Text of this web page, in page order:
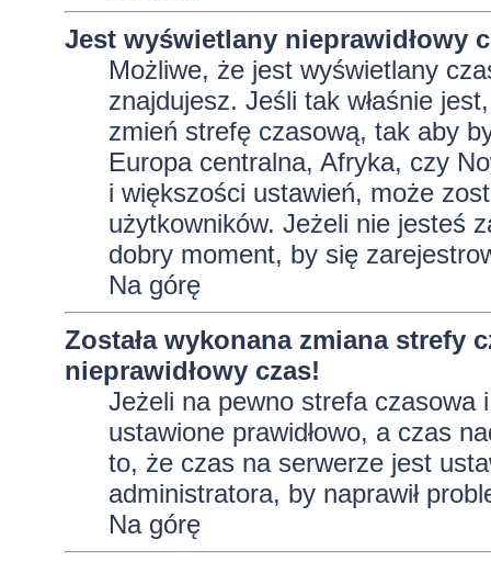
Jest wyświetlany nieprawidłowy
Możliwe, że jest wyświetlany
znajdujesz. Jeśli tak właśnie
zmień strefę czasową, tak aby
Europa centralna, Afryka, czy
i większości ustawień, może
użytkowników. Jeżeli nie jesteś
dobry moment, by się
Na górę
Została wykonana zmiana strefy
nieprawidłowy czas!
Jeżeli na pewno strefa czasowa
ustawione prawidłowo, a czas
to, że czas na serwerze jest
administratora, by naprawił
Na górę